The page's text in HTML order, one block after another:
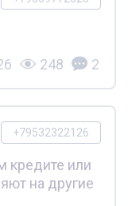
248 2
+79532322126
или
на другие